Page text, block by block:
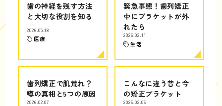
歯の神経を残す方法
と大切な役割を知る
2026.05.18
医療
緊急事態！歯列矯正
中にブラケットが外
れたら
2026.02.11
生活
歯列矯正で肌荒れ？
噂の真相と5つの原因
2026.02.07
こんなに違う昔と今
の矯正ブラケット
2026.02.06